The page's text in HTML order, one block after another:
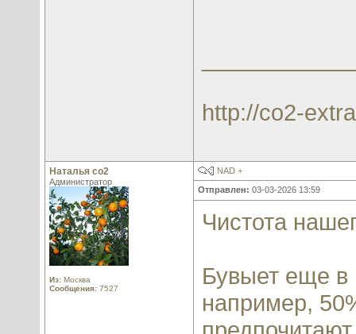
http://co2-
Наталья со2
Администратор
Из: Москва
Сообщения: 7527
NAD +
Отправлен: 03-03-2026 13:59
Чистота
Бувыет еще в
например,